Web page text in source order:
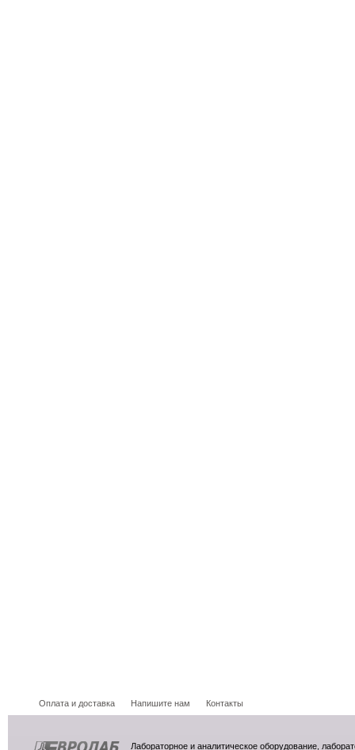
Оплата и доставка Напишите нам Контакты
Лабораторное и аналитическое оборудование,